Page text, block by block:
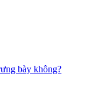
bày không?